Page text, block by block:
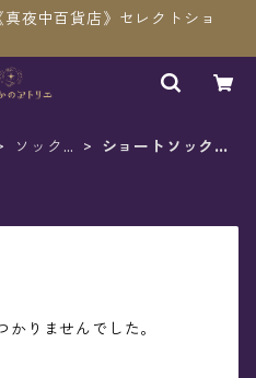
夜中百貨店》セレクトショ
ソック
ショートソック
かりませんでした。